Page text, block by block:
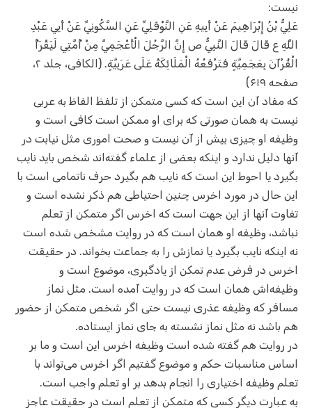
نیست:
عَلِيُّ بْنُ إِبْرَاهِيمَ عَنْ أَبِيهِ عَنِ النَّوْفَلِيِّ عَنِ السَّكُونِيِّ عَنْ أَبِي عَبْدِ
اللَّهِ ع قَالَ قَالَ النَّبِيُّ ص إِنَّ الرَّجُلَ الْأَعْجَمِيَّ مِنْ أُمَّتِي لَيَقْرَأُ
الْقُرْآنَ بِعَجَمِيَّةٍ فَتَرْفَعُهُ الْمَلَائِكَةُ عَلَى عَرَبِيَّةٍ. (الکافی، جلد ۲،
صفحه ۶۱۹)
که مفاد آن این است که کسی متمکن از تلفظ الفاظ به عربی
نیست به همان صورتی که برای او ممکن است کافی است و
وظیفه او چیزی بیش از آن نیست و صحت اموری مثل نیابت در
آنها دلیل ندارد و اینکه بعضی از علماء گفته‌اند شخص باید نایب
بگیرد یا احوط این است که نایب هم بگیرد حرف ناتمامی است با
این حال در مورد اخرس چنین احتیاطی هم ذکر نشده است و
تفاوت آنها از این جهت است که اخرس اگر متمکن از تعلم
نباشد، وظیفه او همان است که در روایت مشخص شده است
نه اینکه نایب بگیرد یا نمازش را به جماعت بخواند. در حقیقت
اخرس در فرض عدم تمکن از یادگیری،‌ موضوع است و
وظیفه‌اش همان است که در روایت آمده است. مثل نماز
مسافر که وظیفه عذری نیست حتی اگر شخص متمکن از حضور
هم باشد نه مثل نماز نشسته به جای نماز ایستاده.
در روایت هم گفته شده است وظیفه اخرس این است و ما بر
اساس مناسبات حکم و موضوع گفتیم اگر اخرس می‌تواند با
تعلم وظیفه اختیاری را انجام بدهد بر او تعلم واجب است.
به عبارت دیگر کسی که متمکن از تعلم است در حقیقت عاجز